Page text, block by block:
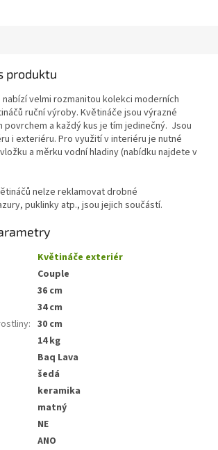
produktu
nabízí velmi rozmanitou kolekci moderních
ruční výroby. Květináče jsou výrazné
povrchem a každý kus je tím jedinečný. Jsou
i exteriéru. Pro využití v interiéru je nutné
a měrku vodní hladiny (nabídku najdete v
nelze reklamovat drobné
puklinky atp., jsou jejich součástí.
Květináče exteriér
Couple
36 cm
34 cm
: 30 cm
14 kg
Baq Lava
šedá
keramika
matný
NE
ANO